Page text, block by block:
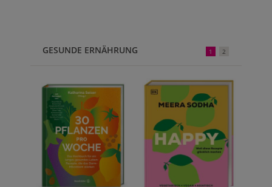
GESUNDE ERNÄHRUNG 1 2